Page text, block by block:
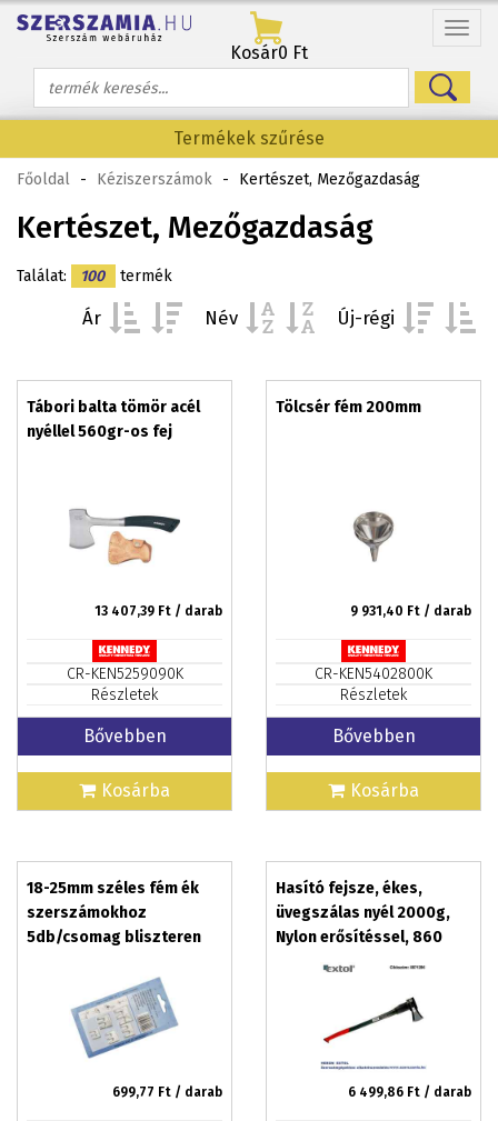
Menü
Kosár0 Ft
Termékek szűrése
Főoldal - Kéziszerszámok - Kertészet, Mezőgazdaság
Kertészet, Mezőgazdaság
Találat: 100 termék
Ár Név Új-régi
Tábori balta tömör acél
nyéllel 560gr-os fej
13 407,39 Ft / darab
CR-KEN5259090K
Részletek
Bővebben
Kosárba
Tölcsér fém 200mm
9 931,40 Ft / darab
CR-KEN5402800K
Részletek
Bővebben
Kosárba
18-25mm széles fém ék
szerszámokhoz
5db/csomag bliszteren
699,77 Ft / darab
Hasító fejsze, ékes,
üvegszálas nyél 2000g,
Nylon erősítéssel, 860
mm hosszú, TPR gumis
6 499,86 Ft / darab